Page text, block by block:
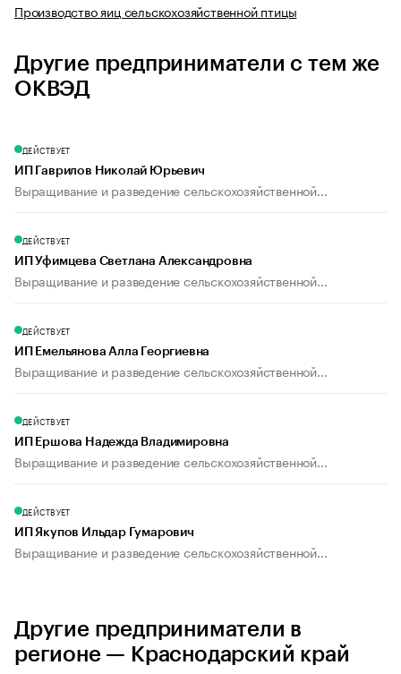
Производство яиц сельскохозяйственной птицы
Другие предприниматели с тем же
ОКВЭД
ДЕЙСТВУЕТ
ИП Гаврилов Николай Юрьевич
Выращивание и разведение сельскохозяйственной...
ДЕЙСТВУЕТ
ИП Уфимцева Светлана Александровна
Выращивание и разведение сельскохозяйственной...
ДЕЙСТВУЕТ
ИП Емельянова Алла Георгиевна
Выращивание и разведение сельскохозяйственной...
ДЕЙСТВУЕТ
ИП Ершова Надежда Владимировна
Выращивание и разведение сельскохозяйственной...
ДЕЙСТВУЕТ
ИП Якупов Ильдар Гумарович
Выращивание и разведение сельскохозяйственной...
Другие предприниматели в
регионе — Краснодарский край